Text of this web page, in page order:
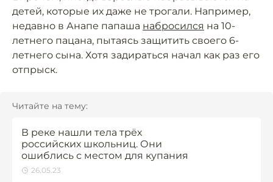
детей, которые их даже не трогали. Например,
недавно в Анапе папаша набросился на 10-
летнего пацана, пытаясь защитить своего 6-
летнего сына. Хотя задираться начал как раз его
отпрыск.
Читайте на тему:
В реке нашли тела трёх
российских школьниц. Они
ошиблись с местом для купания
26.05.23